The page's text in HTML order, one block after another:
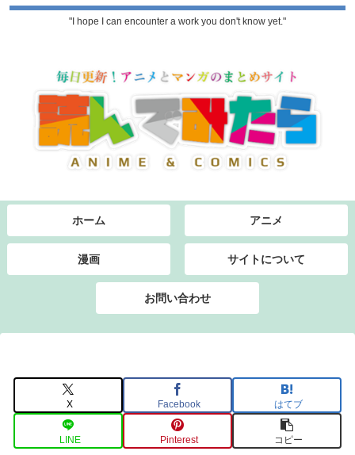
"I hope I can encounter a work you don't know yet."
ホーム アニメ
漫画 サイトについて
お問い合わせ
X Facebook はてブ
LINE Pinterest コピー